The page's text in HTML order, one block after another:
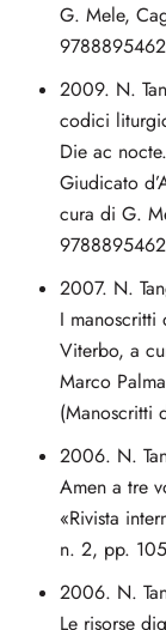
G. Mele,
2009. N.
codici
Die ac
Giudicato
cura di G.
2007. N.
I manoscritti
Viterbo, a
Marco
(Manoscritti
2006. N.
Amen a tre
«Rivista
n. 2, pp.
2006. N.
Le risorse